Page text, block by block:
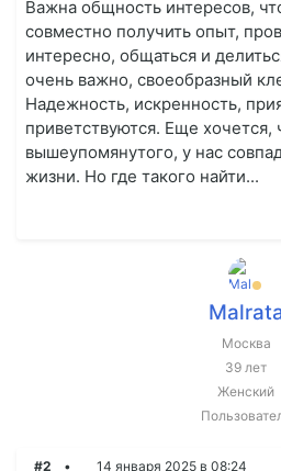
Важна общность интересов,
совместно получить опыт,
интересно, общаться и
очень важно, своеобразный
Надежность, искренность,
приветствуются. Еще хочется,
вышеупомянутого, у нас
жизни. Но где такого найти...
#2 14 января 2025 в 08:24
Москва
39 лет
Женский